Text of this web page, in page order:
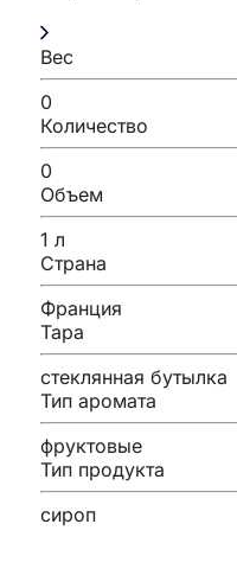
Вес
0
Количество
0
Объем
1 л
Страна
Франция
Тара
стеклянная бутылка
Тип аромата
фруктовые
Тип продукта
сироп